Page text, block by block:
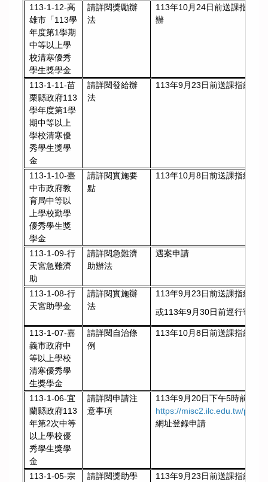
113-1-12-高
雄市「113學
年度第1學期
中等以上學
校清寒優秀
學生獎學金
請詳閱獎勵辦
法
113年10月24日前送課指組彙
辦
113-1-11-苗
栗縣政府113
學年度第1學
期中等以上
學校清寒優
秀學生獎學
金
請詳閱發給辦
法
113年9月23日前送課指組彙辦
113-1-10-臺
中市政府教
育局中等以
上學校勤學
優秀學生獎
學金
請詳閱實施要
點
113年10月8日前送課指組彙辦
113-1-09-行
天宮急難濟
助
請詳閱急難濟
助辦法
遇案申請
113-1-08-行
天宮助學金
請詳閱實施辦
法
113年9月23日前送課指組彙辦
或113年9月30日前逕行寄件
113-1-07-嘉
義市政府中
等以上學校
清寒優秀學
生獎學金
請詳閱自治條
例
113年10月8日前送課指組彙辦
113-1-06-宜
蘭縣政府113
年第2次中等
以上學校優
秀學生獎學
金
請詳閱申請注
意事項
113年9月20日下午5時前
https://misc2.ilc.edu.tw/prise
網址登錄申請
113-1-05-宗
請詳閱獎助學
113年9月23日前送課指組彙辦